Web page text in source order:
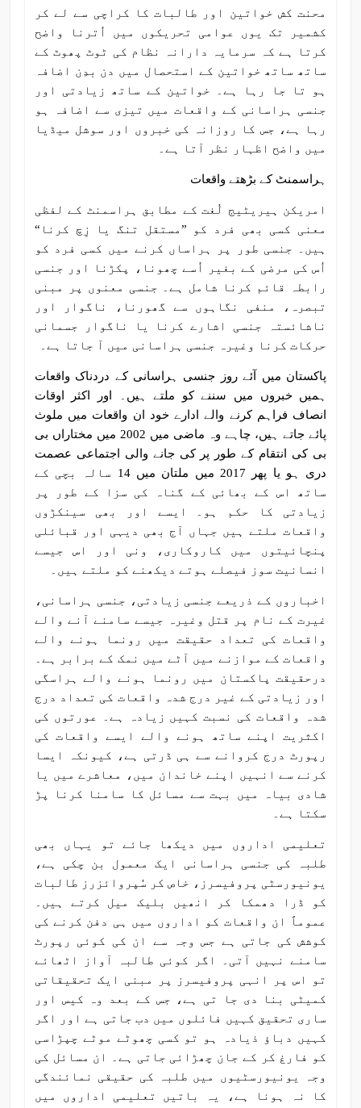
محنت کش خواتین اور طالبات کا کراچی سے لے کر
کشمیر تک یوں عوامی تحریکوں میں اُترنا واضح
کرتا ہے کہ سرمایہ دارانہ نظام کی ٹوٹ پھوٹ کے
ساتھ ساتھ خواتین کے استحصال میں دن بدِن اضافہ
ہو تا جا رہا ہے۔ خواتین کے ساتھ زیادتی اور
جنسی ہراسانی کے واقعات میں تیزی سے اضافہ ہو
رہا ہے، جس کا روزانہ کی خبروں اور سوشل میڈیا
میں واضح اظہار نظر آتا ہے۔
ہراسمنٹ کے بڑھتے واقعات
امریکن ہیریٹیج لُغت کے مطابق ہراسمنٹ کے لفظی
معنی کسی بھی فرد کو ”مستقل تنگ یا زِچ کرنا“
ہیں۔ جنسی طور پر ہراساں کرنے میں کسی فرد کو
اُس کی مرضی کے بغیر اُسے چھونا، پکڑنا اور جنسی
رابطہ قائم کرنا شامل ہے۔ جنسی معنوں پر مبنی
تبصرہ، منفی نگاہوں سے گھورنا، ناگوار اور
ناشائستہ جنسی اشارے کرنا یا ناگوار جسمانی
حرکات کرنا وغیرہ جنسی ہراسانی میں آ جاتا ہے۔
پاکستان میں آئے روز جنسی ہراسانی کے دردناک واقعات
ہمیں خبروں میں سننے کو ملتے ہیں۔ اور اکثر اوقات
انصاف فراہم کرنے والے ادارے خود ان واقعات میں ملوث
پائے جاتے ہیں، چاہے وہ ماضی میں 2002 میں مختاراں بی
بی کی انتقام کے طور پر کی جانے والی اجتماعی عصمت
دری ہو یا پھر 2017 میں ملتان میں 14 سالہ بچی کے
ساتھ اس کے بھائی کے گناہ کی سزا کے طور پر
زیادتی کا حکم ہو۔ ایسے اور بھی سینکڑوں
واقعات ملتے ہیں جہاں آج بھی دیہی اور قبائلی
پنچائیتوں میں کاروکاری، ونی اور اس جیسے
انسانیت سوز فیصلے ہوتے دیکھنے کو ملتے ہیں۔
اخباروں کے ذریعے جنسی زیادتی، جنسی ہراسانی،
غیرت کے نام پر قتل وغیرہ جیسے سامنے آنے والے
واقعات کی تعداد حقیقت میں رونما ہونے والے
واقعات کے موازنے میں آٹے میں نمک کے برابر ہے۔
درحقیقت پاکستان میں رونما ہونے والے ہراسگی
اور زیادتی کے غیر درج شدہ واقعات کی تعداد درج
شدہ واقعات کی نسبت کہیں زیادہ ہے۔ عورتوں کی
اکثریت اپنے ساتھ ہونے والے ایسے واقعات کی
رپورٹ درج کروانے سے ہی ڈرتی ہے، کیونکہ ایسا
کرنے سے انہیں اپنے خاندان میں، معاشرے میں یا
شادی بیاہ میں بہت سے مسائل کا سامنا کرنا پڑ
سکتا ہے۔
تعلیمی اداروں میں دیکھا جائے تو یہاں بھی
طلبہ کی جنسی ہراسانی ایک معمول بن چکی ہے،
یونیورسٹی پروفیسرز، خاص کر سُپروائزرز طالبات
کو ڈرا دھمکا کر انھیں بلیک میل کرتے ہیں۔
عموماً ان واقعات کو اداروں میں ہی دفن کرنے کی
کوشش کی جاتی ہے جس وجہ سے ان کی کوئی رپورٹ
سامنے نہیں آتی۔ اگر کوئی طالبہ آواز اٹھائے
تو اس پر انہی پروفیسرز پر مبنی ایک تحقیقاتی
کمیٹی بنا دی جا تی ہے، جس کے بعد وہ کیس اور
ساری تحقیق کہیں فائلوں میں دب جاتی ہے اور اگر
کہیں دباؤ ذیادہ ہو تو کسی چھوٹے موٹے چپڑاسی
کو فارغ کر کے جان چھڑائی جاتی ہے۔ ان مسائل کی
وجہ یونیورسٹیوں میں طلبہ کی حقیقی نمائندگی
کا نہ ہونا ہے، یہ باتیں تعلیمی اداروں میں